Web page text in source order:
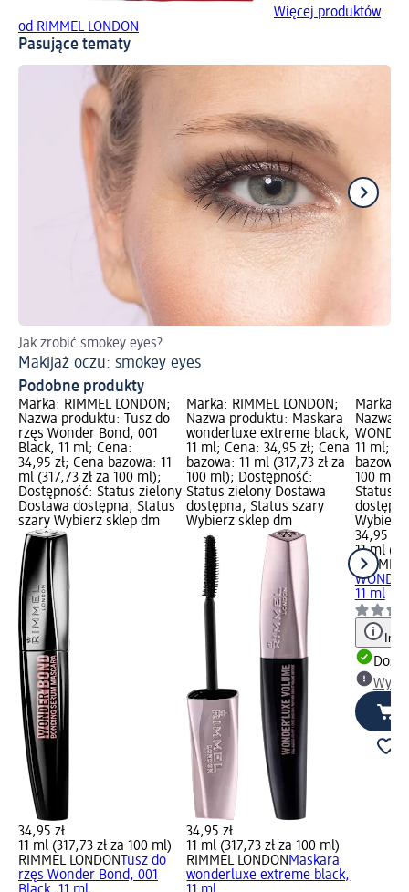
Więcej produktów
od RIMMEL LONDON
Pasujące tematy
Jak zrobić smokey eyes?
Makijaż oczu: smokey eyes
Podobne produkty
Marka: RIMMEL LONDON;
Nazwa produktu: Tusz do
rzęs Wonder Bond, 001
Black, 11 ml; Cena:
34,95 zł; Cena bazowa: 11
ml (317,73 zł za 100 ml);
Dostępność: Status zielony
Dostawa dostępna, Status
szary Wybierz sklep dm
34,95 zł
11 ml (317,73 zł za 100 ml)
RIMMEL LONDON Tusz do
rzęs Wonder Bond, 001
Marka: RIMMEL LONDON;
Nazwa produktu: Maskara
wonderluxe extreme black,
11 ml; Cena: 34,95 zł; Cena
bazowa: 11 ml (317,73 zł za
100 ml); Dostępność:
Status zielony Dostawa
dostępna, Status szary
Wybierz sklep dm
34,95 zł
11 ml (317,73 zł za 100 ml)
RIMMEL LONDONMaskara
wonderluxe extreme black,
Marka:
Nazwa
11 ml;
bazowa:
100 ml);
Status
Wybierz
34,95 zł
11 ml
RIMMEL
11 ml